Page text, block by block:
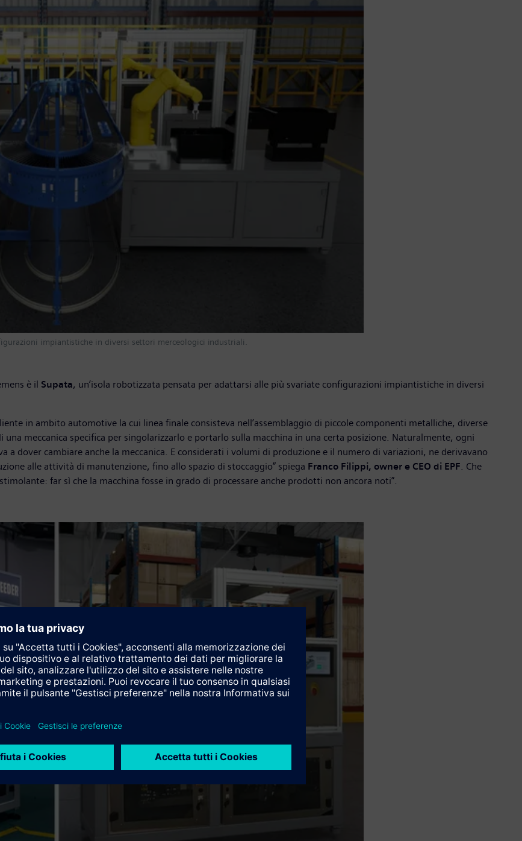
impiantistiche in diversi settori merceologici industriali.
è il Supata, un’isola robotizzata pensata per adattarsi alle più svariate configurazioni impiantistiche in diversi
in ambito automotive la cui linea finale consisteva nell’assemblaggio di piccole componenti metalliche, diverse
una meccanica specifica per singolarizzarlo e portarlo sulla macchina in una certa posizione. Naturalmente, ogni
a dover cambiare anche la meccanica. E considerati i volumi di produzione e il numero di variazioni, ne derivavano
alle attività di manutenzione, fino allo spazio di stoccaggio” spiega Franco Filippi, owner e CEO di EPF . Che
far sì che la macchina fosse in grado di processare anche prodotti non ancora noti”.